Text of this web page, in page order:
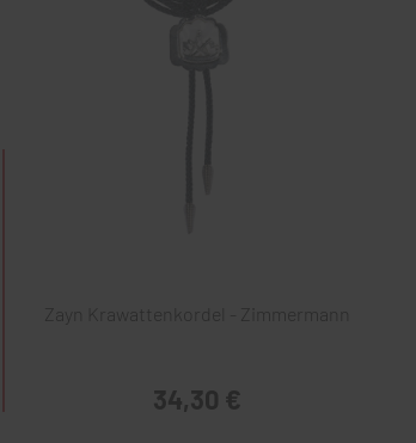
Zayn Krawattenkordel - Zimmermann
34,30 €